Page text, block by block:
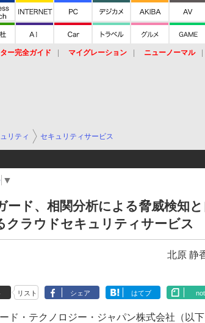
ー完全ガイド マイグレーション ニューノーマル
リティ セキュリティサービス
▼
ード、相関分析による脅威検知
クラウドセキュリティサービス
北原 静
リスト シェア はてブ
ド・テクノロジー・ジャパン株式会社（以